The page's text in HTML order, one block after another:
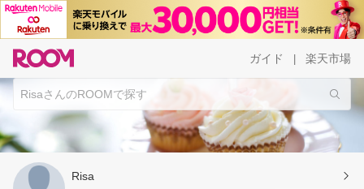
ガイド 楽天市場
Risa